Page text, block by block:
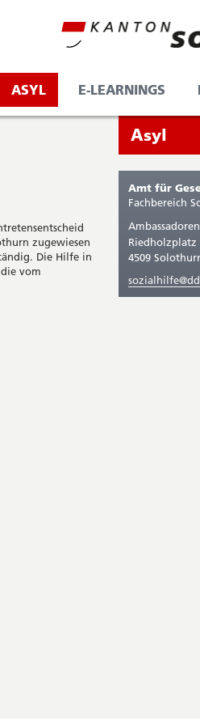
ASYL E-LEARNINGS
zugewiesen
Die Hilfe in
vom
Sie
sich
gerade
in:
Asyl
Amt für
Fachbereich
Riedholzplatz
4509